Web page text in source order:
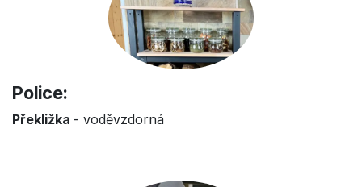
Police:
Překližka - voděvzdorná